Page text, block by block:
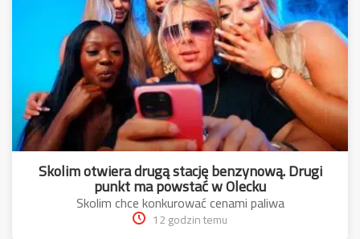
Skolim otwiera drugą stację benzynową. Drugi
punkt ma powstać w Olecku
Skolim chce konkurować cenami paliwa
12 godzin temu